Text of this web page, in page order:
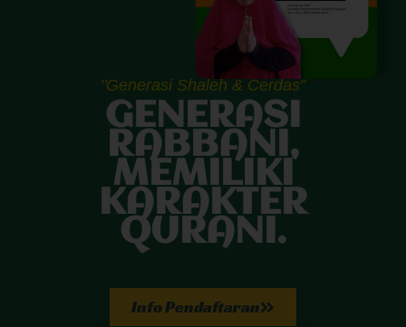
"Generasi Shaleh & Cerdas"
GENERASI
RABBANI,
MEMILIKI
KARAKTER
QURANI.
Info Pendaftaran